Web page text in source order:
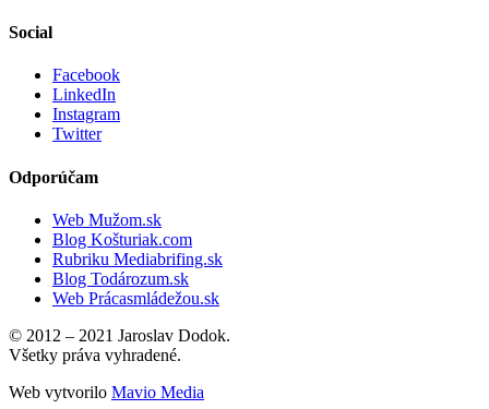
Social
Facebook
LinkedIn
Instagram
Twitter
Odporúčam
Web Mužom.sk
Blog Košturiak.com
Rubriku Mediabrifing.sk
Blog Todározum.sk
Web Prácasmládežou.sk
© 2012 – 2021 Jaroslav Dodok.
Všetky práva vyhradené.
Web vytvorilo Mavio Media